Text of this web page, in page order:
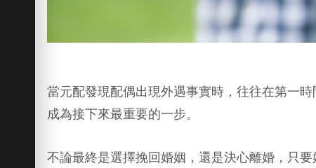
當元配發現配偶出現外遇事實時，往往在第一
成為接下來最重要的一步。
不論最終是選擇挽回婚姻，還是決心離婚，只